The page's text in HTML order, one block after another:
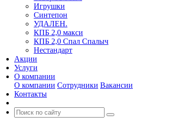
Игрушки
Синтепон
УДАЛЕН.
КПБ 2,0 макси
КПБ 2,0 Спал Спалыч
Нестандарт
Акции
Услуги
О компании
О компании Сотрудники Вакансии
Контакты